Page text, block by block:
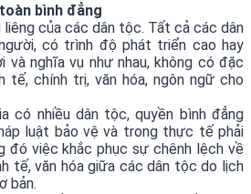
bình đẳng
của các dân tộc. Tất cả các dân
có trình độ phát triển cao hay
và nghĩa vụ như nhau, không có đặc
tế, chính trị, văn hóa, ngôn ngữ cho
có nhiều dân tộc, quyền bình đẳng
luật bảo vệ và trong thực tế phải
đó việc khắc phục sự chênh lệch về
tế, văn hóa giữa các dân tộc do lịch
bản.